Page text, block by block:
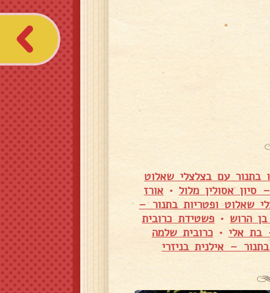
בתנור עם בצלצלי שאלוט
אסולין מלול•אורז
שאלוט ופטריות בתנור –
הרוש•פשטידת כרובית
בת אלי•כרובית שלמה
– אילנית בניזרי